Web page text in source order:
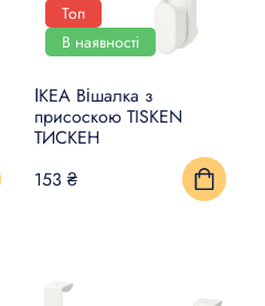
Топ
В наявності
ІКЕА Вішалка з
присоскою TISKEN
ТИСКЕН
153 ₴